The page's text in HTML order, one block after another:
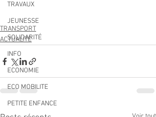
TRAVAUX
JEUNESSE
SOLIDARITÉ
INFO
ECONOMIE
ECO MOBILITE
PETITE ENFANCE
TRANSPORT
ACTUALITÉ